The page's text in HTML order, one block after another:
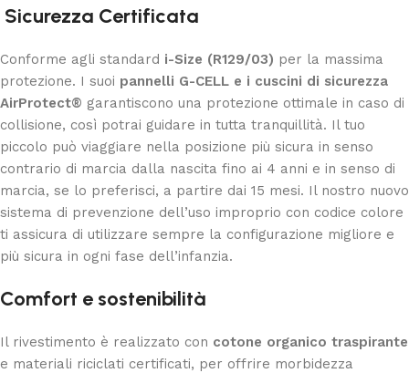
Sicurezza Certificata
Conforme agli standard i-Size (R129/03) per la massima
protezione. I suoi pannelli G-CELL e i cuscini di sicurezza
AirProtect® garantiscono una protezione ottimale in caso di
collisione, così potrai guidare in tutta tranquillità. Il tuo
piccolo può viaggiare nella posizione più sicura in senso
contrario di marcia dalla nascita fino ai 4 anni e in senso di
marcia, se lo preferisci, a partire dai 15 mesi. Il nostro nuovo
sistema di prevenzione dell’uso improprio con codice colore
ti assicura di utilizzare sempre la configurazione migliore e
più sicura in ogni fase dell’infanzia.
Comfort e sostenibilità
Il rivestimento è realizzato con cotone organico traspirante
e materiali riciclati certificati, per offrire morbidezza